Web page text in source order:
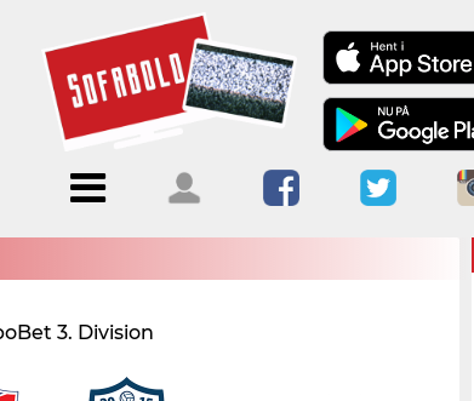
Menu
Forside Kalendere
Blogs
Om
Sofabold
Kontakt
3. Division